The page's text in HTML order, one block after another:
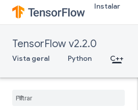
Instalar
TensorFlow v2.2.0
Vista geral Python C++
core
data_flow_ops
io_ops
logging_ops
tensorflow